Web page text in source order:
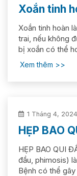
Xoắn tinh
Xoắn tinh hoàn
trai, nếu không
bị xoắn có thể
bậc cha mẹ cần
Xem thêm
HẸP BAO
1 Tháng 4, 2024
HẸP BAO QUI
đầu, phimosis)
Bệnh có thể